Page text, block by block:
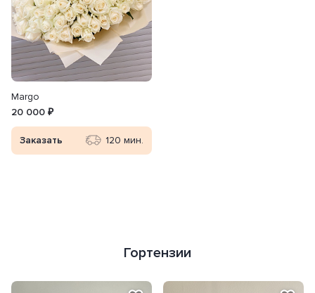
Margo
20 000 ₽
Заказать 120 мин.
Гортензии